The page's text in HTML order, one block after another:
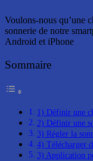
Voulons-nous qu’une
sonnerie de notre
Android et iPhone
Sommaire
1) Définir une
2) Définir une
3) Régler la
4) Télécharger
3) Application